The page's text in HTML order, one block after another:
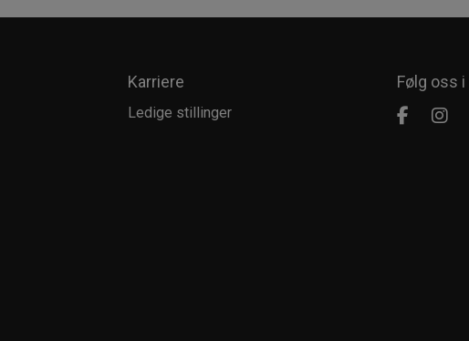
Karriere
Ledige stillinger
Følg oss